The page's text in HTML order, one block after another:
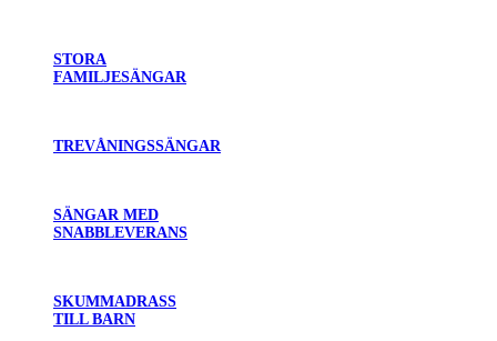
STORA
FAMILJESÄNGAR
TREVÅNINGSSÄNGAR
SÄNGAR MED
SNABBLEVERANS
SKUMMADRASS
TILL BARN